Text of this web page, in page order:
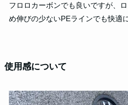
フロロカーボンでも良いですが、
め伸びの少ないPEラインでも快適
使用感について